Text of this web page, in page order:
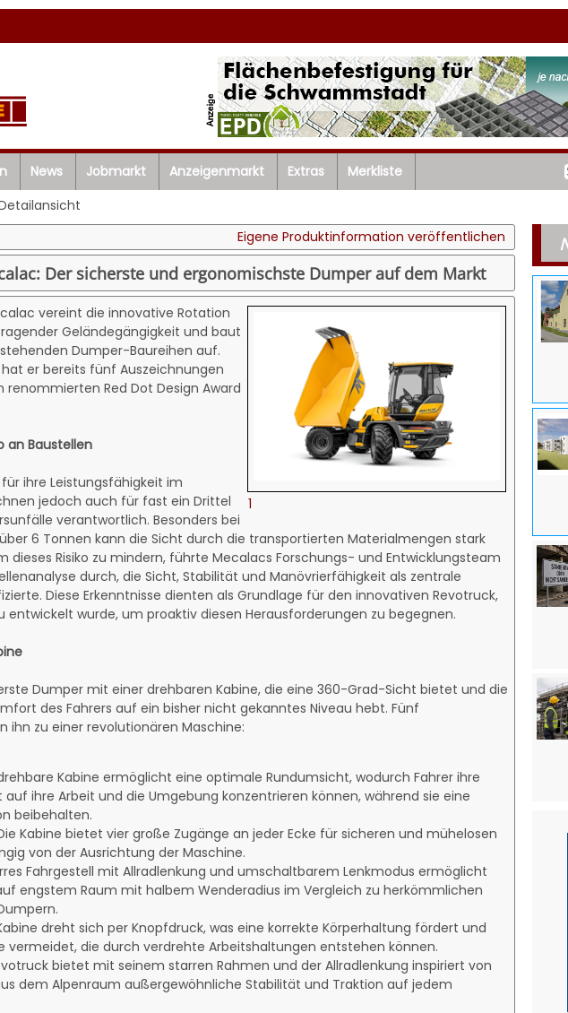
News Jobmarkt Anzeigenmarkt Extras
Merkliste
Eigene Produktinformation veröffentlichen
Der sicherste und ergonomischste Dumper auf dem Markt
1
vereint die innovative Rotation
Geländegängigkeit und baut
Dumper-Baureihen auf.
er bereits fünf Auszeichnungen
Red Dot Design Award
an Baustellen
ihre Leistungsfähigkeit im
jedoch auch für fast ein Drittel
verantwortlich. Besonders bei
6 Tonnen kann die Sicht durch die transportierten Materialmengen stark
dieses Risiko zu mindern, führte Mecalacs Forschungs- und Entwicklungsteam
durch, die Sicht, Stabilität und Manövrierfähigkeit als zentrale
Diese Erkenntnisse dienten als Grundlage für den innovativen Revotruck,
entwickelt wurde, um proaktiv diesen Herausforderungen zu begegnen.
Dumper mit einer drehbaren Kabine, die eine 360-Grad-Sicht bietet und die
des Fahrers auf ein bisher nicht gekanntes Niveau hebt. Fünf
ihn zu einer revolutionären Maschine:
Kabine ermöglicht eine optimale Rundumsicht, wodurch Fahrer ihre
ihre Arbeit und die Umgebung konzentrieren können, während sie eine
beibehalten.
Kabine bietet vier große Zugänge an jeder Ecke für sicheren und mühelosen
von der Ausrichtung der Maschine.
Fahrgestell mit Allradlenkung und umschaltbarem Lenkmodus ermöglicht
engstem Raum mit halbem Wenderadius im Vergleich zu herkömmlichen
dreht sich per Knopfdruck, was eine korrekte Körperhaltung fördert und
vermeidet, die durch verdrehte Arbeitshaltungen entstehen können.
bietet mit seinem starren Rahmen und der Allradlenkung inspiriert von
dem Alpenraum außergewöhnliche Stabilität und Traktion auf jedem